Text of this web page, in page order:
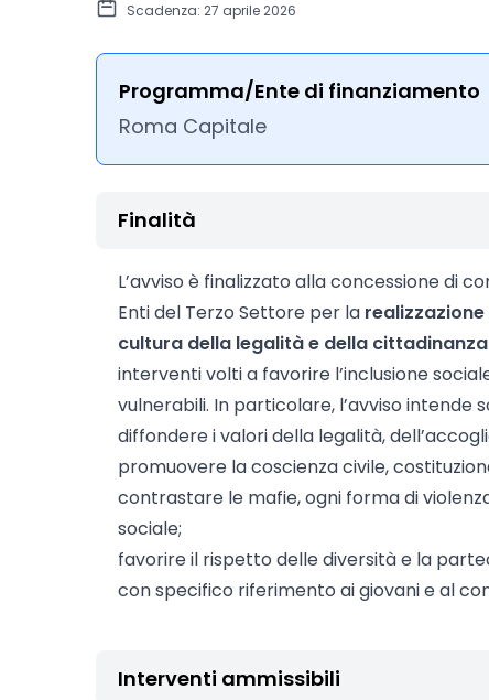
Scadenza: 27 aprile 2026
Programma/Ente di finanziamento
Roma Capitale
Finalità
L’avviso è finalizzato alla concessione di
Enti del Terzo Settore per la
cultura della legalità e della
interventi volti a favorire l’inclusione
vulnerabili. In particolare, l’avviso intende
diffondere i valori della legalità,
promuovere la coscienza civile,
contrastare le mafie, ogni forma di
sociale;
favorire il rispetto delle diversità e la
con specifico riferimento ai giovani e al
Interventi ammissibili